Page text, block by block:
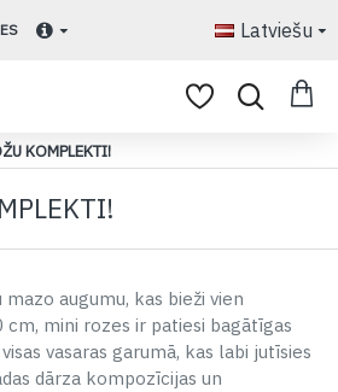
Latviešu
KOMPLEKTI!
augumu, kas bieži vien
cm, mini rozes ir patiesi bagātīgas
vasaras garumā, kas labi jutīsies
dārza kompozīcijas un